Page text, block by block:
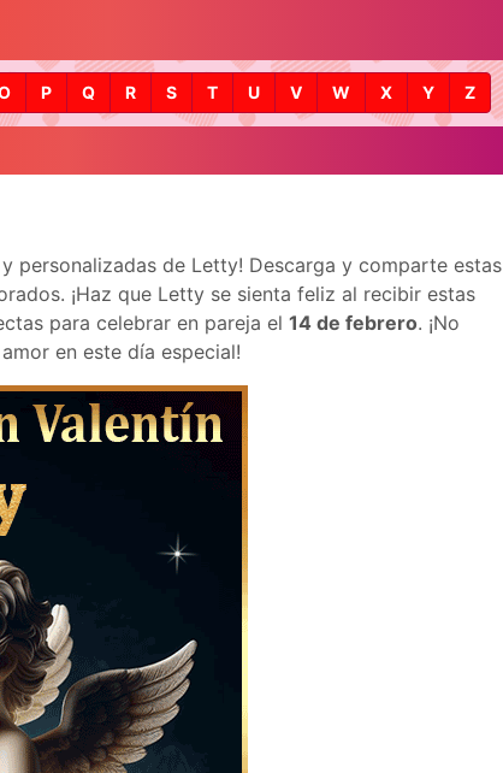
P Q R S T U V W X Y Z
personalizadas de Letty! Descarga y comparte estas
¡Haz que Letty se sienta feliz al recibir estas
para celebrar en pareja el 14 de febrero. ¡No
en este día especial!